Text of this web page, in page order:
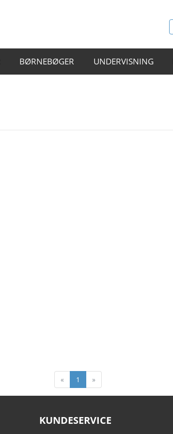
BØRNEBØGER UNDERVISNING
« 1 »
KUNDESERVICE